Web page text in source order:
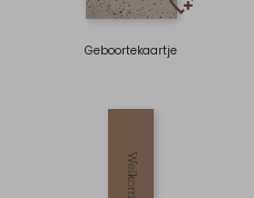
Geboortekaartje